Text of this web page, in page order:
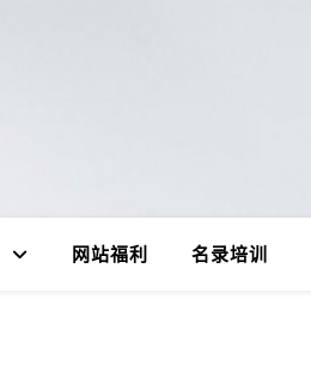
网站福利 名录培训